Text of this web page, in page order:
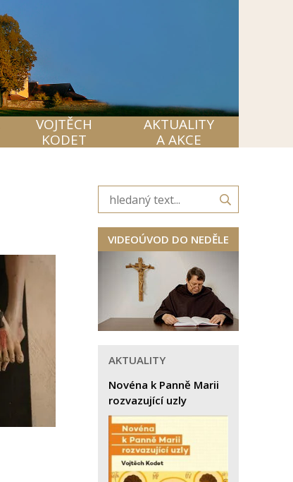
VOJTĚCH
KODET
AKTUALITY
A AKCE
VIDEOÚVOD DO NEDĚLE
AKTUALITY
Novéna k Panně Marii
rozvazující uzly